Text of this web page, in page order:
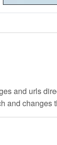
and urls
and changes